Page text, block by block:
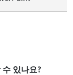
있나요?